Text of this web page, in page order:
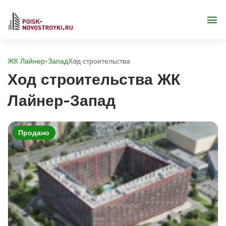
ЖК Лайнер-ЗападХод строительства
Ход строительства ЖК
Лайнер-Запад
Продано